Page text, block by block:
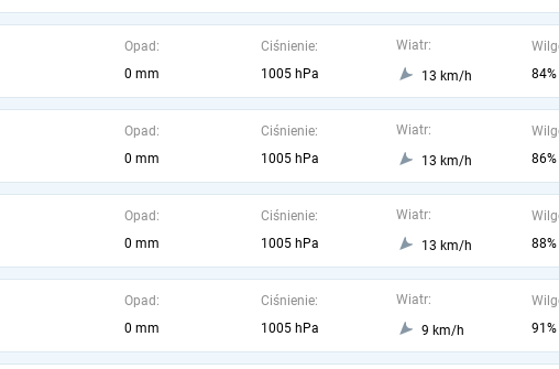
Opad:
0 mm
Ciśnienie:
1005 hPa
Wiatr:
13 km/h
84%
Opad:
0 mm
Ciśnienie:
1005 hPa
Wiatr:
13 km/h
86%
Opad:
0 mm
Ciśnienie:
1005 hPa
Wiatr:
13 km/h
88%
Opad:
0 mm
Ciśnienie:
1005 hPa
Wiatr:
9 km/h
91%